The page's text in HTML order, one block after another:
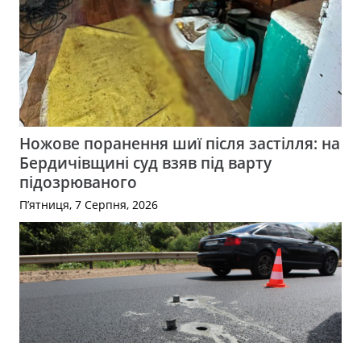
Ножове поранення шиї після застілля: на
Бердичівщині суд взяв під варту
підозрюваного
П’ятниця, 7 Серпня, 2026